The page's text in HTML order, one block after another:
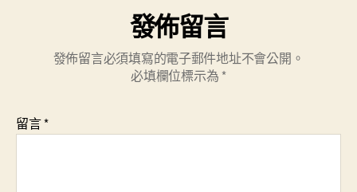
發佈留言
發佈留言必須填寫的電子郵件地址不會公開。
必填欄位標示為 *
留言*